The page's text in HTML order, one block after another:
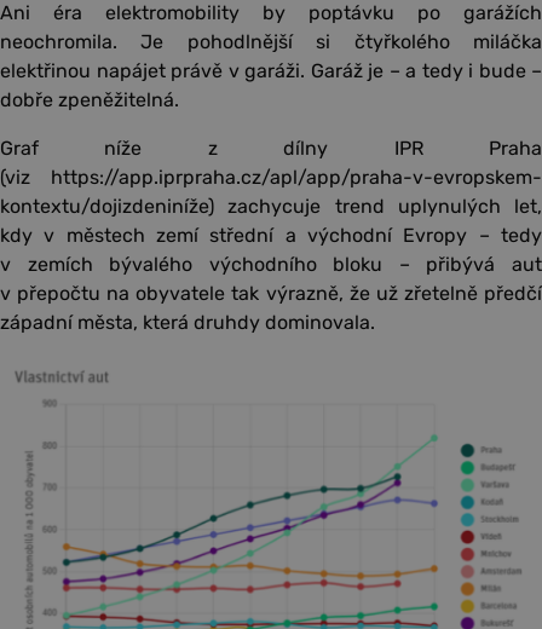
Ani éra elektromobility by poptávku po garážích
neochromila. Je pohodlnější si čtyřkolého miláčka
elektřinou napájet právě v garáži. Garáž je – a tedy i bude –
dobře zpeněžitelná.
Graf níže z dílny IPR Praha
(viz https://app.iprpraha.cz/apl/app/praha-v-evropskem-
kontextu/dojizdeniníže) zachycuje trend uplynulých let,
kdy v městech zemí střední a východní Evropy – tedy
v zemích bývalého východního bloku – přibývá aut
v přepočtu na obyvatele tak výrazně, že už zřetelně předčí
západní města, která druhdy dominovala.